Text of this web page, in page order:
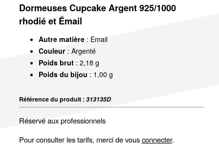
Dormeuses Cupcake Argent 925/1000
rhodié et Émail
Autre matière: Email
Couleur: Argenté
Poids brut: 2,18 g
Poids du bijou : 1,00 g
Référence du produit : 313135D
Réservé aux professionnels
Pour consulter les tarifs, merci de vousconnecter.